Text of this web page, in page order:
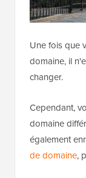
Une fois que
domaine, il
changer.
Cependant,
domaine
également
de domaine,